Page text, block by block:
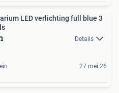
LED verlichting full blue 3
Details
27 mei 26